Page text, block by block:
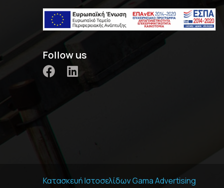
Follow us
Κατασκευή ΙστοσελίδωνGama Advertising